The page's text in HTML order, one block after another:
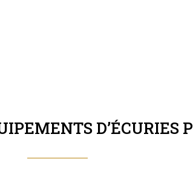
D’ÉCURIES